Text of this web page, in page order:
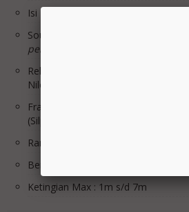
Isi Panel : Glasswool 32Kg/m3
Sound Rating STC : MAX 25db
pengkondisian ruangan Acoutic
Rell & Roda : Rell Alumunium &
Nilon
Frame list sisi Panel : Alumunium
(Silper almunium CR.3)
Rangka Panel : Holo hitam 4 x 4
Berat Panel /m2 : 15Kg/m2
Ketingian Max : 1m s/d 7m